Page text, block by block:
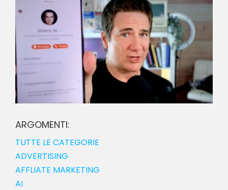
ARGOMENTI:
TUTTE LE CATEGORIE
ADVERTISING
AFFLIATE MARKETING
AI